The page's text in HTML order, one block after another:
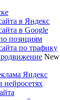
в Яндекс
в Google
позициям
по трафику
New
Яндекс